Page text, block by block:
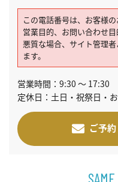
この電話番号は、お客様
営業目的、お問い合わせ
悪質な場合、サイト管理
ます。
営業時間：9:30 ～
定休日：土日・祝祭日・
ご予